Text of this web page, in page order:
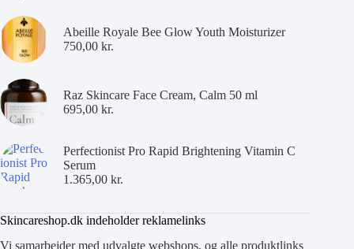
Abeille Royale Bee Glow Youth Moisturizer
750,00 kr.
Raz Skincare Face Cream, Calm 50 ml
695,00 kr.
Perfectionist Pro Rapid Brightening Vitamin C
Serum
1.365,00 kr.
Skincareshop.dk indeholder reklamelinks
Vi samarbejder med udvalgte webshops, og alle produktlinks